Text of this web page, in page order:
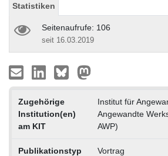
Statistiken
Seitenaufrufe: 106
seit 16.03.2019
Zugehörige
Institution(en)
am KIT
Institut für
Angewandte
AWP)
Publikationstyp Vortrag